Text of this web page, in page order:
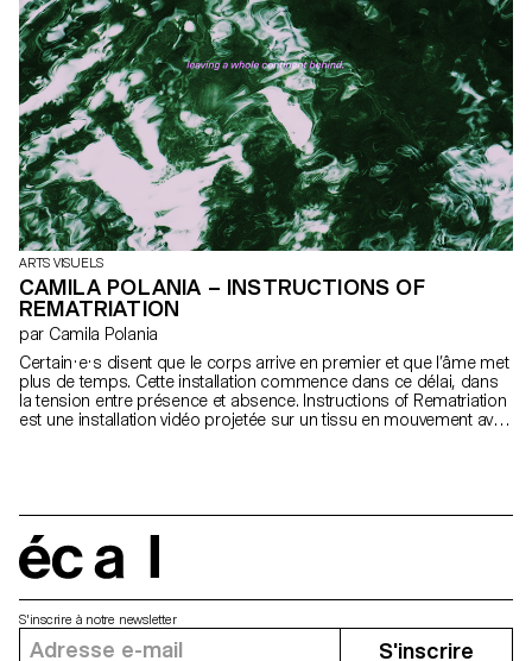
ARTS VISUELS
CAMILA POLANIA – INSTRUCTIONS OF
REMATRIATION
par Camila Polania
Certain·e·s disent que le corps arrive en premier et que l’âme met
plus de temps. Cette installation commence dans ce délai, dans
la tension entre présence et absence. Instructions of Rematriation
est une installation vidéo projetée sur un tissu en mouvement avec
après le déplacement. Par la vidéo, l’écriture, le textile et le son,
l’installation propose une forme de retour, non géopolitique, mais
personnel et ancestral: une reconnexion politique et spirituelle
avec ce qui a été laissé derrière.
S'inscrire à notre newsletter
S'inscrire